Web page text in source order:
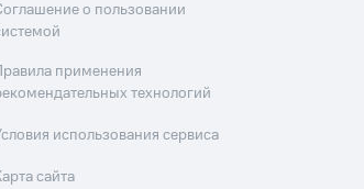
о пользовании
применения
технологий
использования сервиса
сайта